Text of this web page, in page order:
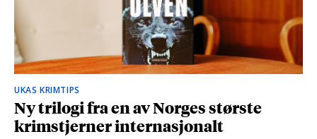
UKAS KRIMTIPS
Ny trilogi fra en av Norges største
krimstjerner internasjonalt